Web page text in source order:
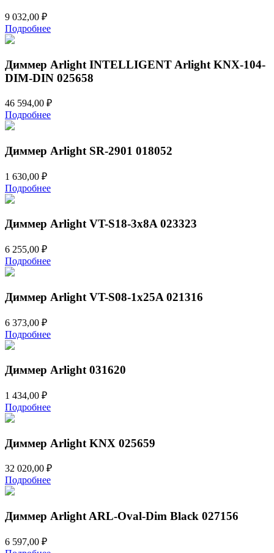
9 032,00 ₽
Подробнее
Диммер Arlight INTELLIGENT Arlight KNX-104-
DIM-DIN 025658
46 594,00 ₽
Подробнее
Диммер Arlight SR-2901 018052
1 630,00 ₽
Подробнее
Диммер Arlight VT-S18-3x8A 023323
6 255,00 ₽
Подробнее
Диммер Arlight VT-S08-1x25A 021316
6 373,00 ₽
Подробнее
Диммер Arlight 031620
1 434,00 ₽
Подробнее
Диммер Arlight KNX 025659
32 020,00 ₽
Подробнее
Диммер Arlight ARL-Oval-Dim Black 027156
6 597,00 ₽